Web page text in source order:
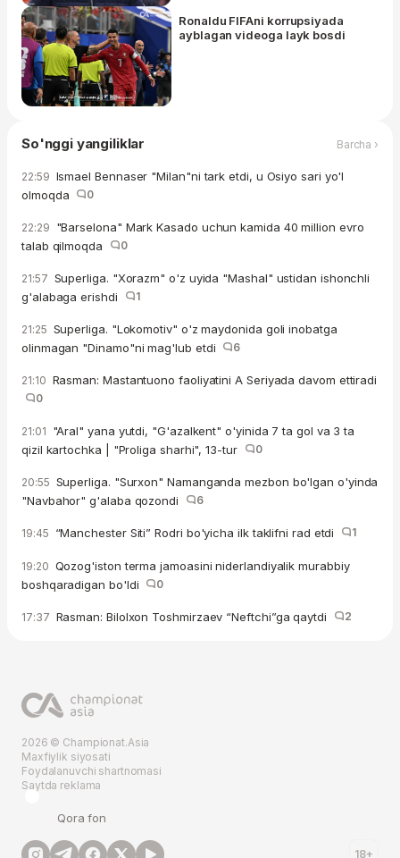
Ronaldu FIFAni korrupsiyada
ayblagan videoga layk bosdi
So'nggi yangiliklar Barcha ›
22:59 Ismael Bennaser "Milan"ni tark etdi, u Osiyo sari yo'l
olmoqda
0
22:29 "Barselona" Mark Kasado uchun kamida 40 million evro
talab qilmoqda
0
21:57 Superliga. "Xorazm" o'z uyida "Mashal" ustidan ishonchli
g'alabaga erishdi
1
21:25 Superliga. "Lokomotiv" o'z maydonida goli inobatga
olinmagan "Dinamo"ni mag'lub etdi
6
21:10 Rasman: Mastantuono faoliyatini A Seriyada davom ettiradi
0
21:01 "Aral" yana yutdi, "G'azalkent" o'yinida 7 ta gol va 3 ta
qizil kartochka | "Proliga sharhi", 13-tur
0
20:55 Superliga. "Surxon" Namanganda mezbon bo'lgan o'yinda
"Navbahor" g'alaba qozondi
6
19:45 “Manchester Siti” Rodri bo'yicha ilk taklifni rad etdi 1
19:20 Qozog'iston terma jamoasini niderlandiyalik murabbiy
boshqaradigan bo'ldi
0
17:37 Rasman: Bilolxon Toshmirzaev “Neftchi”ga qaytdi 2
2026 © Championat.Asia
Maxfiylik siyosati
Foydalanuvchi shartnomasi
Saytda reklama
Qora fon
18+